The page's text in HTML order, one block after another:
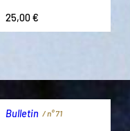
25,00€
Bulletin / n°71